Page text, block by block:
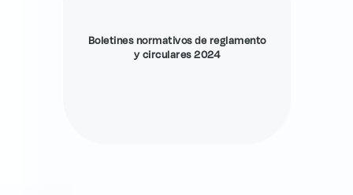
Boletines normativos de reglamento
y circulares 2024